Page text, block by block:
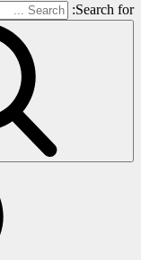
Search for: